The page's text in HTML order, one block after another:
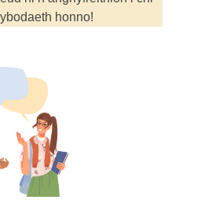
honno!